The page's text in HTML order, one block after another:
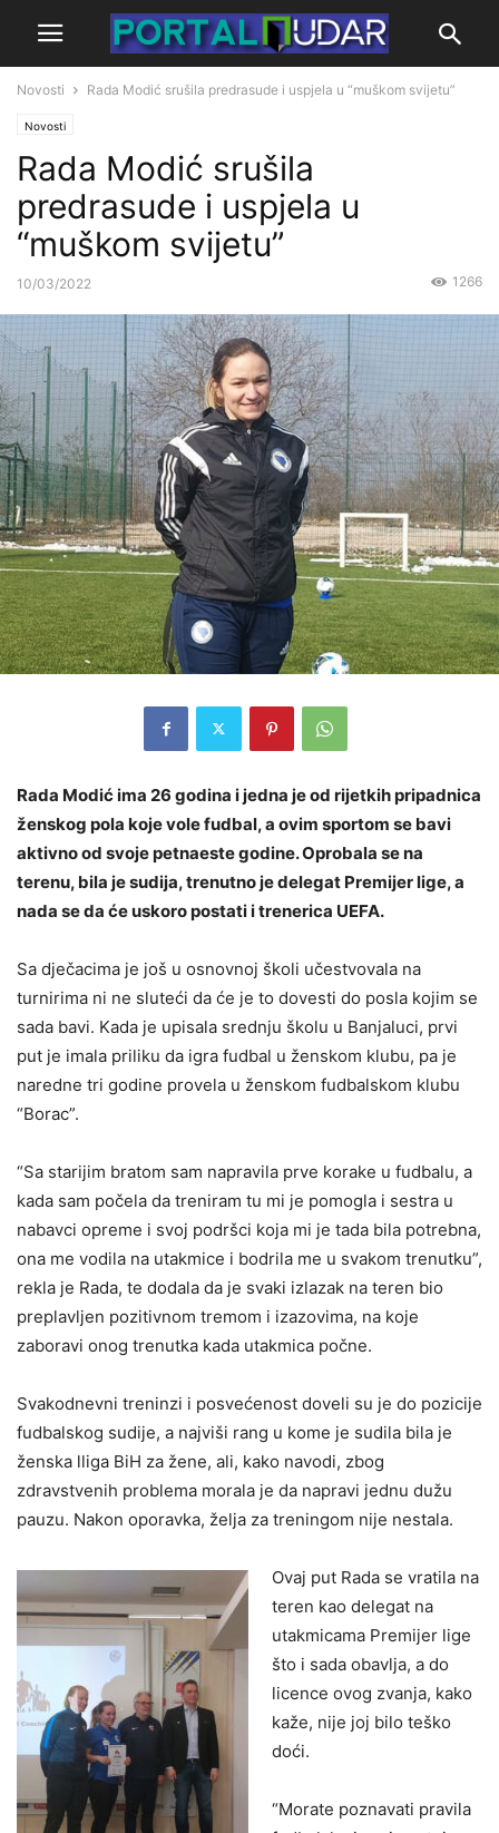
Novosti Rada Modić srušila predrasude i uspjela u “muškom svijetu”
Novosti
Rada Modić srušila
predrasude i uspjela u
“muškom svijetu”
10/03/2022 1266
Rada Modić ima 26 godina i jedna je od rijetkih pripadnica
ženskog pola koje vole fudbal, a ovim sportom se bavi
aktivno od svoje petnaeste godine. Oprobala se na
terenu, bila je sudija, trenutno je delegat Premijer lige, a
nada se da će uskoro postati i trenerica UEFA.
Sa dječacima je još u osnovnoj školi učestvovala na
turnirima ni ne sluteći da će je to dovesti do posla kojim se
sada bavi. Kada je upisala srednju školu u Banjaluci, prvi
put je imala priliku da igra fudbal u ženskom klubu, pa je
naredne tri godine provela u ženskom fudbalskom klubu
“Borac”.
“Sa starijim bratom sam napravila prve korake u fudbalu, a
kada sam počela da treniram tu mi je pomogla i sestra u
nabavci opreme i svoj podršci koja mi je tada bila potrebna,
ona me vodila na utakmice i bodrila me u svakom trenutku”,
rekla je Rada, te dodala da je svaki izlazak na teren bio
preplavljen pozitivnom tremom i izazovima, na koje
zaboravi onog trenutka kada utakmica počne.
Svakodnevni treninzi i posvećenost doveli su je do pozicije
fudbalskog sudije, a najviši rang u kome je sudila bila je
ženska lliga BiH za žene, ali, kako navodi, zbog
zdravstvenih problema morala je da napravi jednu dužu
pauzu. Nakon oporavka, želja za treningom nije nestala.
Ovaj put Rada se vratila na
teren kao delegat na
utakmicama Premijer lige
što i sada obavlja, a do
licence ovog zvanja, kako
kaže, nije joj bilo teško
doći.
“Morate poznavati pravila